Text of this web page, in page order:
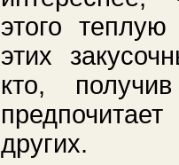
этого
этих
кто,
других.